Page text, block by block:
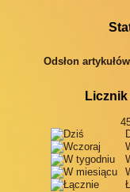
Odsłon